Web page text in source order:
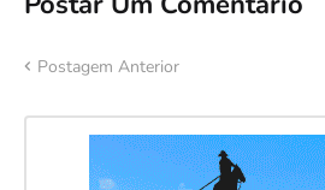
Postagem Anterior